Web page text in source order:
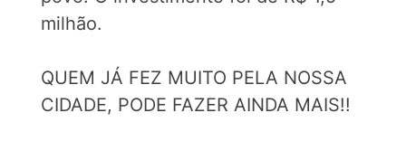
milhão.
QUEM JÁ FEZ MUITO PELA NOSSA
CIDADE, PODE FAZER AINDA MAIS!!